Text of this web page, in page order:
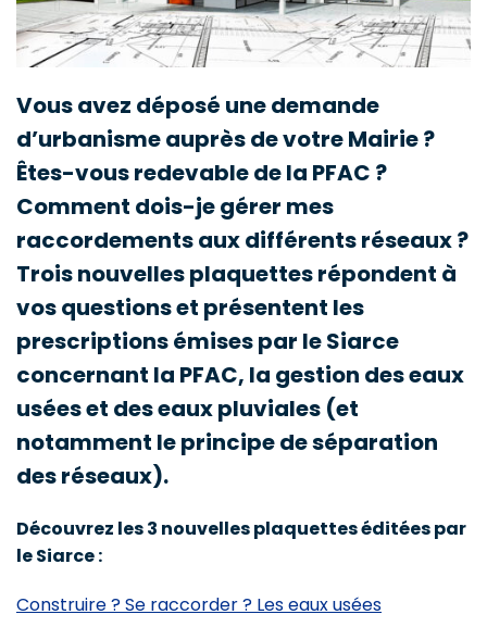
Vous avez déposé une demande
d’urbanisme auprès de votre Mairie ?
Êtes-vous redevable de la PFAC ?
Comment dois-je gérer mes
raccordements aux différents réseaux ?
Trois nouvelles plaquettes répondent à
vos questions et présentent les
prescriptions émises par le Siarce
concernant la PFAC, la gestion des eaux
usées et des eaux pluviales (et
notamment le principe de séparation
des réseaux).
Découvrez les 3 nouvelles plaquettes éditées par
le Siarce :
Construire ? Se raccorder ? Les eaux usées